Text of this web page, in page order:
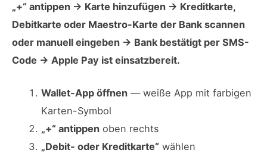
„+“ antippen → Karte hinzufügen → Kreditkarte,
Debitkarte oder Maestro-Karte der Bank scannen
oder manuell eingeben → Bank bestätigt per SMS-
Code → Apple Pay ist einsatzbereit.
Wallet-App öffnen— weiße App mit farbigen
Karten-Symbol
„+“ antippenoben rechts
„Debit- oder Kreditkarte“wählen